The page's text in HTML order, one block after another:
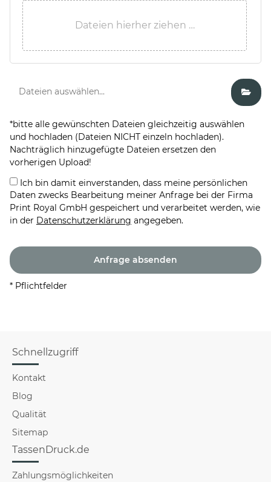
Dateien hierher ziehen …
*bitte alle gewünschten Dateien gleichzeitig auswählen
und hochladen (Dateien NICHT einzeln hochladen).
Nachträglich hinzugefügte Dateien ersetzen den
vorherigen Upload!
Ich bin damit einverstanden, dass meine persönlichen
Daten zwecks Bearbeitung meiner Anfrage bei der Firma
Print Royal GmbH gespeichert und verarbeitet werden, wie
in der Datenschutzerklärung angegeben.
* Pflichtfelder
Schnellzugriff
Kontakt
Blog
Qualität
Sitemap
TassenDruck.de
Zahlungsmöglichkeiten